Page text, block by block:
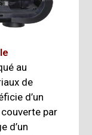
au
de
d’un
par
d’un